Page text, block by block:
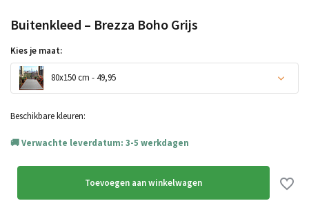
Buitenkleed – Brezza Boho Grijs
Kies je maat:
80x150 cm - 49,95
Beschikbare kleuren:
Verwachte leverdatum: 3-5 werkdagen
Toevoegen aan winkelwagen